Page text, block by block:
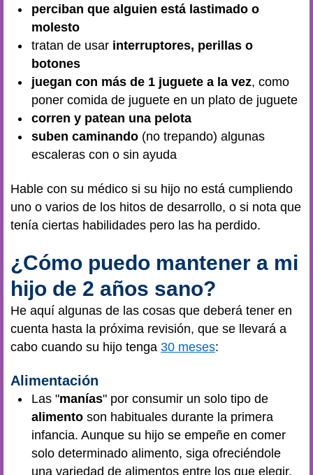
perciban que alguien está lastimado o
molesto
tratan de usar interruptores, perillas o
botones
juegan con más de 1 juguete a la vez, como
poner comida de juguete en un plato de juguete
corren y patean una pelota
suben caminando (no trepando) algunas
escaleras con o sin ayuda
Hable con su médico si su hijo no está cumpliendo
uno o varios de los hitos de desarrollo, o si nota que
tenía ciertas habilidades pero las ha perdido.
¿Cómo puedo mantener a mi
hijo de 2 años sano?
He aquí algunas de las cosas que deberá tener en
cuenta hasta la próxima revisión, que se llevará a
cabo cuando su hijo tenga 30 meses:
Alimentación
Las "manías" por consumir un solo tipo de
alimento son habituales durante la primera
infancia. Aunque su hijo se empeñe en comer
solo determinado alimento, siga ofreciéndole
una variedad de alimentos entre los que elegir.